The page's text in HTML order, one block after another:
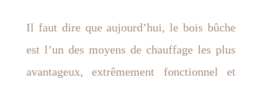
Il faut dire que aujourd’hui, le bois bûche
est l’un des moyens de chauffage les plus
avantageux, extrêmement fonctionnel et